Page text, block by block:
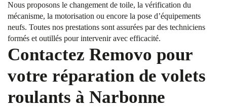
Nous proposons le changement de toile, la vérification du
mécanisme, la motorisation ou encore la pose d’équipements
neufs. Toutes nos prestations sont assurées par des techniciens
formés et outillés pour intervenir avec efficacité.
Contactez Removo pour
votre réparation de volets
roulants à Narbonne